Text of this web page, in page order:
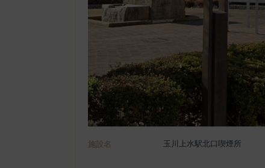
施設名 玉川上水駅北口喫煙所